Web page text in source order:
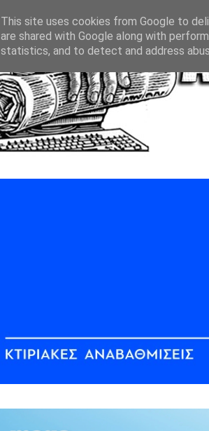
This site uses cookies from Google to
are shared with Google along with
statistics, and to detect and address